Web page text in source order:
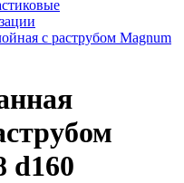
с раструбом Magnum
d160